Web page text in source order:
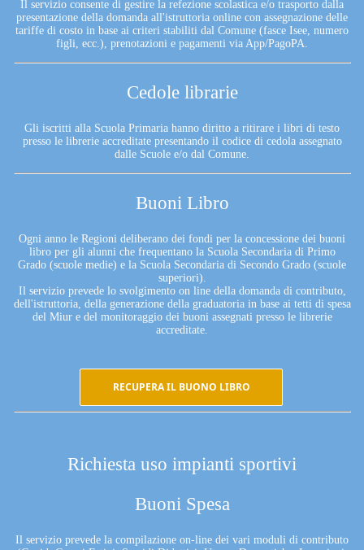
Il servizio consente di gestire la refezione scolastica e/o trasporto dalla
presentazione della domanda all'istruttoria online con assegnazione delle
tariffe di costo in base ai criteri stabiliti dal Comune (fasce Isee, numero
figli, ecc.), prenotazioni e pagamenti via App/PagoPA.
Cedole librarie
Gli iscritti alla Scuola Primaria hanno diritto a ritirare i libri di testo
presso le librerie accreditate presentando il codice di cedola assegnato
dalle Scuole e/o dal Comune.
Buoni Libro
Ogni anno le Regioni deliberano dei fondi per la concessione dei buoni
libro per gli alunni che frequentano la Scuola Secondaria di Primo
Grado (scuole medie) e la Scuola Secondaria di Secondo Grado (scuole
superiori).
Il servizio prevede lo svolgimento on line della domanda di contributo,
dell'istruttoria, della generazione della graduatoria in base ai tetti di spesa
del Miur e del monitoraggio dei buoni assegnati presso le librerie
accreditate.
RECUPERA IL BUONO LIBRO
Richiesta uso impianti sportivi
Buoni Spesa
Il servizio prevede la compilazione on-line dei vari moduli di contributo